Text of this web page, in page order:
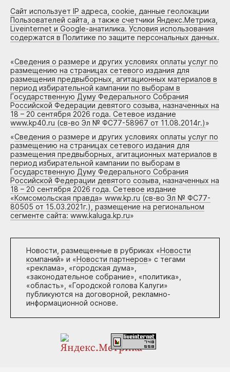
Сайт использует IP адреса, cookie, данные геолокации
Пользователей сайта, а также счетчики Яндекс.Метрика,
Liveinternet и Google-анатилика. Условия использования
содержатся в Политике по защите персональных данных.
«Сведения о размере и других условиях оплаты услуг по
размещению на страницах сетевого издания для
размещения предвыборных, агитационных материалов в
период избирательной кампании по выборам в
Государственную Думу Федерального Собрания
Российской Федерации девятого созыва, назначенных на
18 – 20 сентября 2026 года. Сетевое издание
www.kp40.ru (св-во Эл № ФС77-58967 от 11.08.2014г.)»
«Сведения о размере и других условиях оплаты услуг по
размещению на страницах сетевого издания для
размещения предвыборных, агитационных материалов в
период избирательной кампании по выборам в
Государственную Думу Федерального Собрания
Российской Федерации девятого созыва, назначенных на
18 – 20 сентября 2026 года. Сетевое издание
«Комсомольская правда» www.kp.ru (св-во Эл № ФС77-
80505 от 15.03.2021г.), размещение на региональном
сегменте сайта: www.kaluga.kp.ru»
Новости, размещенные в рубриках «Новости
компаний» и «Новости партнеров» с тегами
«реклама», «городская дума»,
«законодательное собрание», «политика»,
«область», «Городской голова Калуги»
публикуются на договорной, рекламно-
информационной основе.